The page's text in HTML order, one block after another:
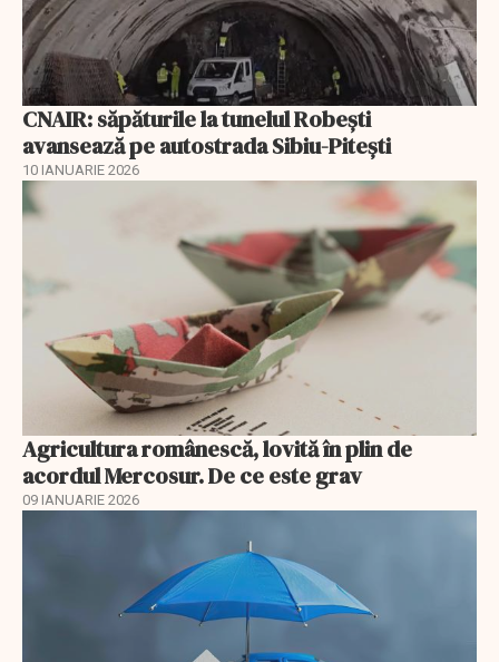
CNAIR: săpăturile la tunelul Robești
avansează pe autostrada Sibiu-Pitești
10 IANUARIE 2026
Agricultura românescă, lovită în plin de
acordul Mercosur. De ce este grav
09 IANUARIE 2026